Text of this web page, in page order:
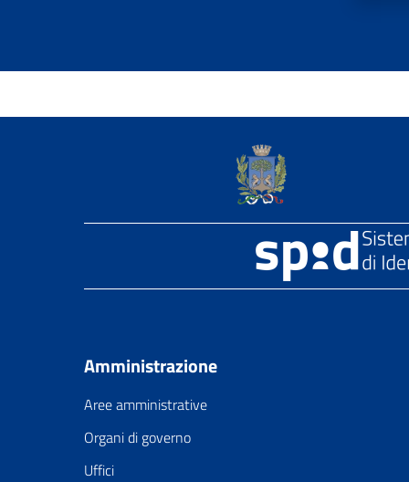
Amministrazione
Aree amministrative
Organi di governo
Uffici